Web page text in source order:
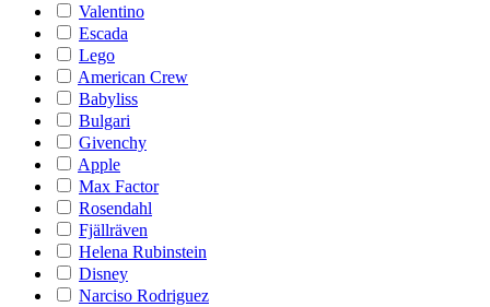
Valentino
Escada
Lego
American Crew
Babyliss
Bulgari
Givenchy
Apple
Max Factor
Rosendahl
Fjällräven
Helena Rubinstein
Disney
Narciso Rodriguez